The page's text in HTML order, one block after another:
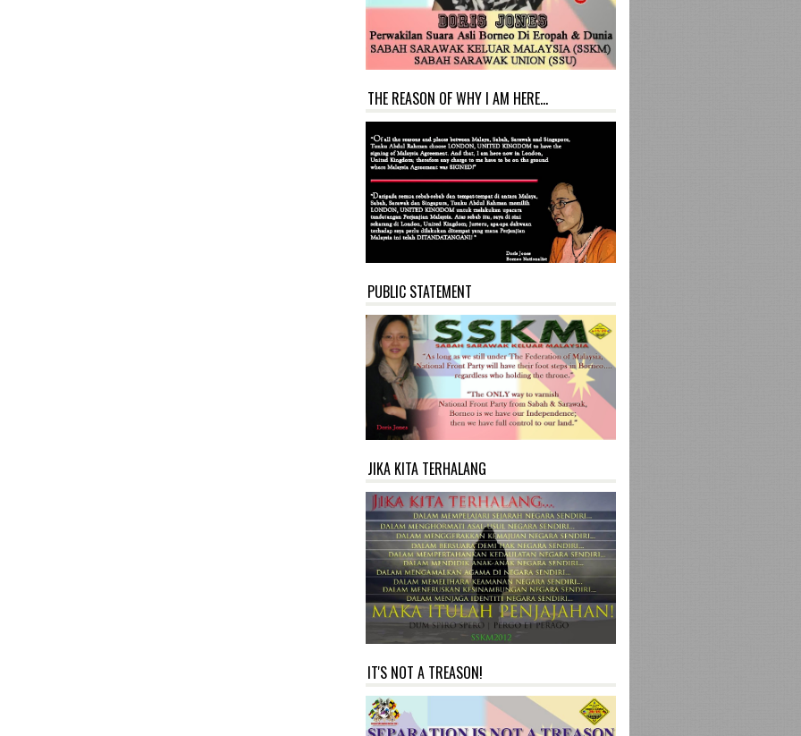
THE REASON OF WHY I AM HERE...
PUBLIC STATEMENT
JIKA KITA TERHALANG
IT'S NOT A TREASON!